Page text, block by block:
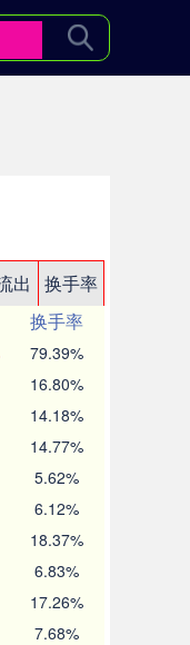
出
换手率
换手率
79.39%
16.80%
14.18%
14.77%
5.62%
6.12%
18.37%
6.83%
17.26%
7.68%